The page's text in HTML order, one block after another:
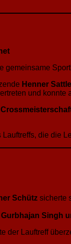
gemeinsame
Henner
und
die die
Schütz sicherte
Gurbhajan Singh
der Lauftreff